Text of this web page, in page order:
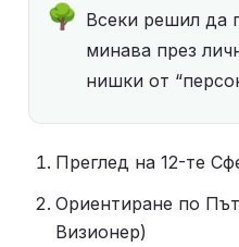
🌳 Всеки решил да
минава през
нишки от
Преглед на 12-те
Ориентиране по
Визионер)